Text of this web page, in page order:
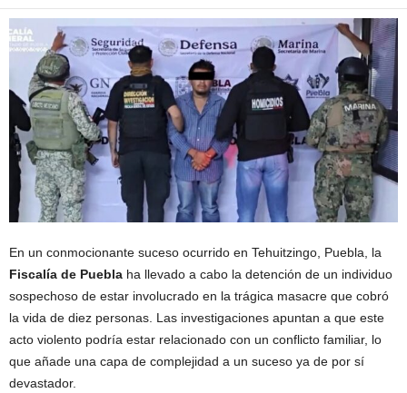
En un conmocionante suceso ocurrido en Tehuitzingo, Puebla, la
Fiscalía de Puebla ha llevado a cabo la detención de un individuo
sospechoso de estar involucrado en la trágica masacre que cobró
la vida de diez personas. Las investigaciones apuntan a que este
acto violento podría estar relacionado con un conflicto familiar, lo
que añade una capa de complejidad a un suceso ya de por sí
devastador.